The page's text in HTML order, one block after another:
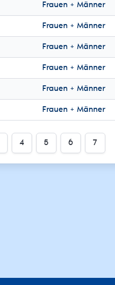
Frauen + Männer
Frauen + Männer
Frauen + Männer
Frauen + Männer
Frauen + Männer
Frauen + Männer
4 5 6 7